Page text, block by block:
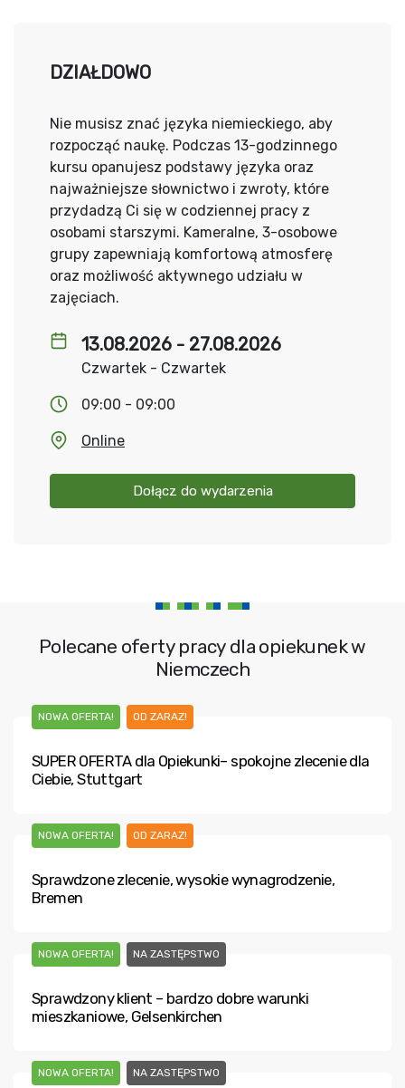
13.08.2026 - 27.08.2026
Czwartek - Czwartek
09:00 - 09:00
Online
Dołącz do wydarzenia
DZIAŁDOWO
Nie musisz znać języka niemieckiego, aby
rozpocząć naukę. Podczas 13-godzinnego
kursu opanujesz podstawy języka oraz
najważniejsze słownictwo i zwroty, które
przydadzą Ci się w codziennej pracy z
osobami starszymi. Kameralne, 3-osobowe
grupy zapewniają komfortową atmosferę
oraz możliwość aktywnego udziału w
zajęciach.
Polecane oferty pracy dla opiekunek w
Niemczech
NOWA OFERTA! OD ZARAZ!
SUPER OFERTA dla Opiekunki– spokojne zlecenie dla
Ciebie, Stuttgart
NOWA OFERTA! OD ZARAZ!
Sprawdzone zlecenie, wysokie wynagrodzenie,
Bremen
NOWA OFERTA! NA ZASTĘPSTWO
Sprawdzony klient – bardzo dobre warunki
mieszkaniowe, Gelsenkirchen
NOWA OFERTA! NA ZASTĘPSTWO